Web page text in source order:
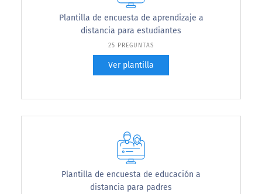
Plantilla de encuesta de aprendizaje a
distancia para estudiantes
25 PREGUNTAS
Ver plantilla
Plantilla de encuesta de educación a
distancia para padres